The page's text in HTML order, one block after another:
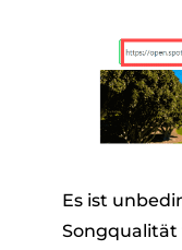
Es ist
Songqualität